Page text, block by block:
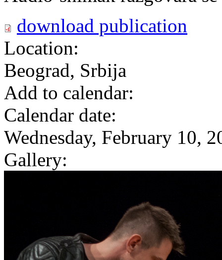
download publication
Location:
Beograd, Srbija
Add to calendar:
Calendar date:
Wednesday, February 10,
Gallery: